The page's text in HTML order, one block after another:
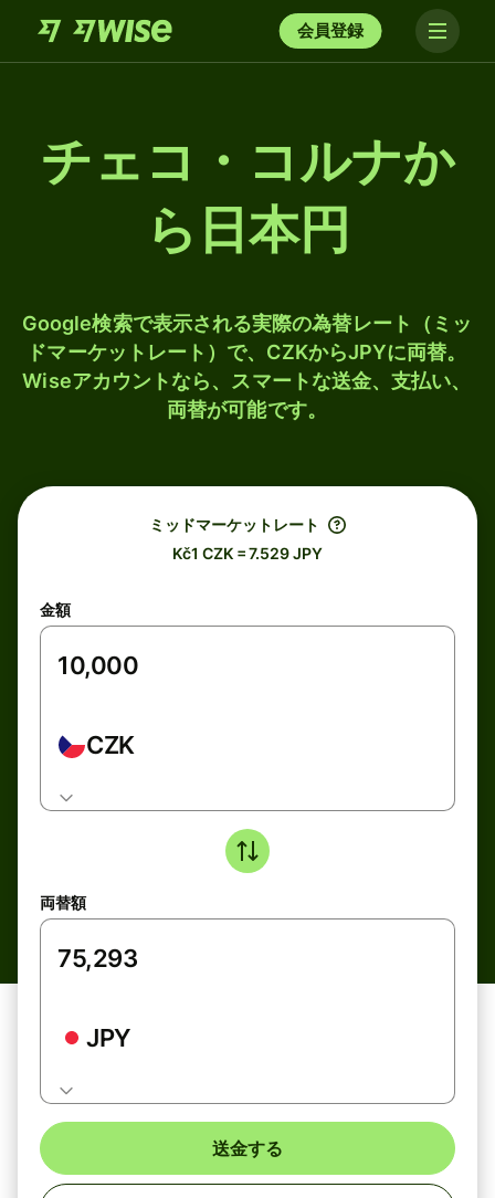
会員登録
チェコ・コルナか
ら日本円
Google検索で表示される実際の為替レート（ミッ
ドマーケットレート）で、CZKからJPYに両替。
Wiseアカウントなら、スマートな送金、支払い、
両替が可能です。
ミッドマーケットレート
Kč1 CZK = 7.529 JPY
金額
CZK
両替額
JPY
送金する